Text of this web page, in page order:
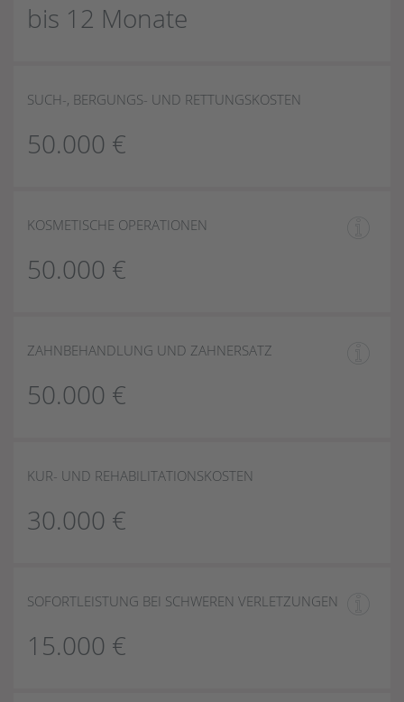
bis 12 Monate
SUCH-, BERGUNGS- UND RETTUNGSKOSTEN
50.000 €
KOSMETISCHE OPERATIONEN
50.000 €
ZAHNBEHANDLUNG UND ZAHNERSATZ
50.000 €
KUR- UND REHABILITATIONSKOSTEN
30.000 €
SOFORTLEISTUNG BEI SCHWEREN VERLETZUNGEN
15.000 €